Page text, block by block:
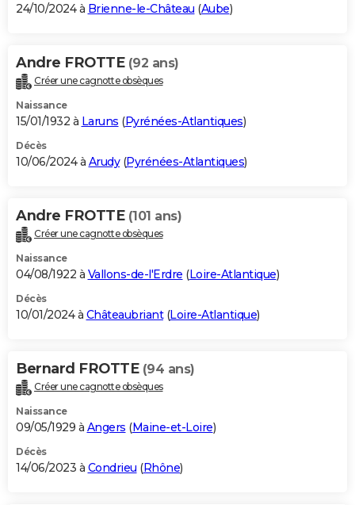
24/10/2024 à Brienne-le-Château (Aube)
Andre FROTTE (92 ans)
Créer une cagnotte obsèques
Naissance
15/01/1932 à Laruns (Pyrénées-Atlantiques)
Décès
10/06/2024 à Arudy(Pyrénées-Atlantiques)
Andre FROTTE (101 ans)
Créer une cagnotte obsèques
Naissance
04/08/1922 à Vallons-de-l'Erdre (Loire-Atlantique)
Décès
10/01/2024 à Châteaubriant(Loire-Atlantique)
Bernard FROTTE (94 ans)
Créer une cagnotte obsèques
Naissance
09/05/1929 à Angers (Maine-et-Loire)
Décès
14/06/2023 à Condrieu (Rhône)